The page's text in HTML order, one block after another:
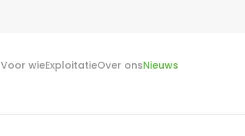
Voor wieExploitatieOver onsNieuws